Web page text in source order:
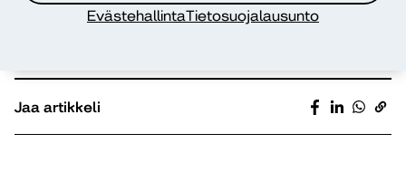
EvästehallintaTietosuojalausunto
Avainsanat
Jaa artikkeli